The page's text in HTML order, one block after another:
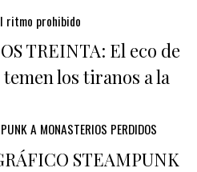
ritmo prohibido
TREINTA: El eco de
los tiranos a la
A MONASTERIOS PERDIDOS
STEAMPUNK